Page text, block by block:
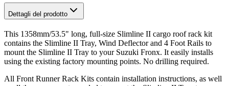
Dettagli del prodotto
This 1358mm/53.5" long, full-size Slimline II cargo roof rack kit
contains the Slimline II Tray, Wind Deflector and 4 Foot Rails to
mount the Slimline II Tray to your Suzuki Fronx. It easily installs
using the existing factory mounting points. No drilling required.
All Front Runner Rack Kits contain installation instructions, as well